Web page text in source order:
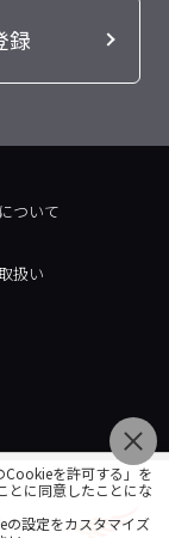
録
ついて
扱い
Cookieを許可する」を
とに同意したことにな
設定をカスタマイズ